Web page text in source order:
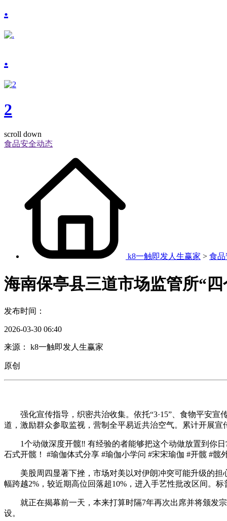
.
.
2
scroll down
食品安全动态
k8一触即发人生赢家 > 食
海南保亭县三道市场监管所“
发布时间：
2026-03-30 06:40
来源： k8一触即发人生赢家
原创
强化宣传指导，织密共治收集。依托“3·15”、食物平安宣
道，激励群众参取监视，营制全平易近共治空气。累计开展
1个动做深度开髋‼️ 有经验的者能够把这个动做放置到你日
石式开髋！ #瑜伽体式分享 #瑜伽小学问 #宋宋瑜伽 #开髋 #髋
美股周四显著下挫，市场对美以对伊朗冲突可能升级的担
幅跨越2%，较近期高位回落超10%，进入手艺性批改区间。
就正在揭幕前一天，本来打算时隔7年再次出席并将颁发宗
设。